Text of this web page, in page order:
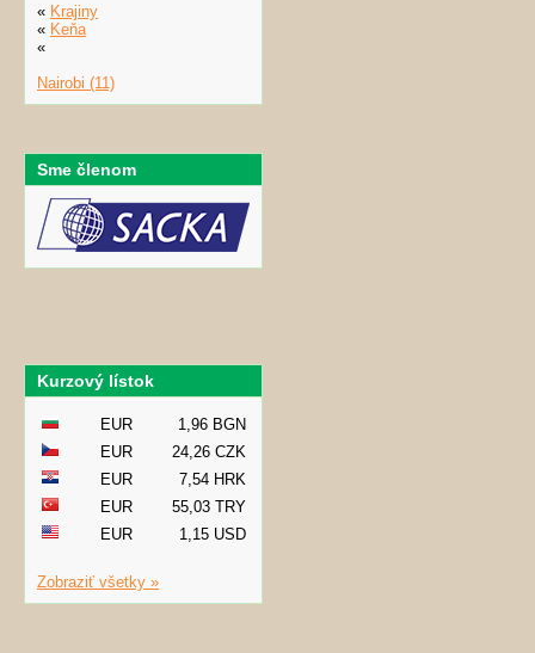
« Krajiny
« Keňa
«
Nairobi (11)
Sme členom
Kurzový lístok
EUR
1,96 BGN
EUR
24,26 CZK
EUR
7,54 HRK
EUR
55,03 TRY
EUR
1,15 USD
Zobraziť všetky »